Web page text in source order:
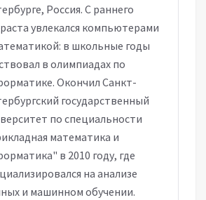
Россия. С раннего
увлекался компьютерами
в школьные годы
в олимпиадах по
Окончил Санкт-
государственный
по специальности
математика и
в 2010 году, где
на анализе
и машинном обучении.